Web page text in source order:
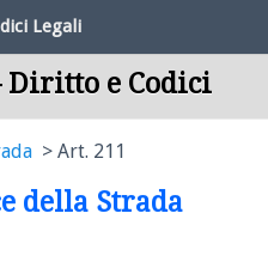
Legali
Diritto e Codici
Art. 211
della Strada